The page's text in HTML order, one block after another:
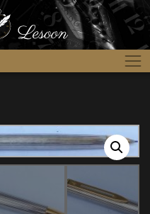
WATERMAN Exclusive